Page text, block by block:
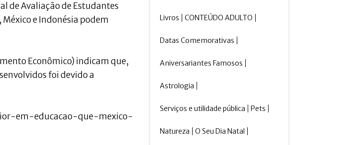
de Avaliação de Estudantes
e Indonésia podem
Econômico) indicam que,
foi devido a
em-educacao-que-mexico-
Livros CONTEÚDO ADULTO
Datas Comemorativas
Aniversariantes Famosos
Astrologia
Serviços e utilidade pública Pets
Natureza O Seu Dia Natal